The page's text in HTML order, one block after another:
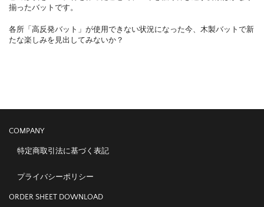
揃ったバットです。
各所「高反発バット」が使用できない状況になった今、木製バットで新
たな楽しみを見出してみないか？
COMPANY
特定商取引法に基づく表記
プライバシーポリシー
ORDER SHEET DOWNLOAD